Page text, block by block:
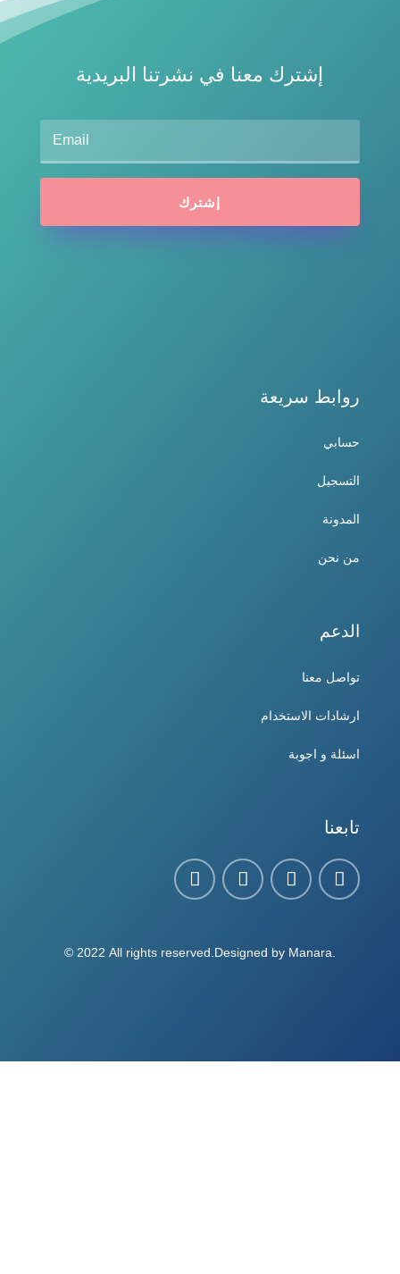
إشترك معنا في نشرتنا البريدية
إشترك
روابط سريعة
حسابي
التسجيل
المدونة
من نحن
الدعم
تواصل معنا
ارشادات الاستخدام
اسئلة و اجوبة
تابعنا
© 2022 All rights reserved.Designed by Manara.